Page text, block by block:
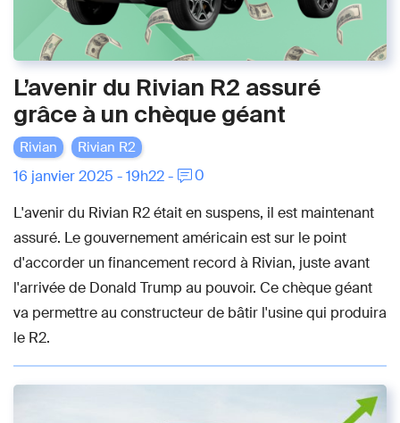
L’avenir du Rivian R2 assuré
grâce à un chèque géant
Rivian Rivian R2
16 janvier 2025 - 19h22 -
0
L'avenir du Rivian R2 était en suspens, il est maintenant
assuré. Le gouvernement américain est sur le point
d'accorder un financement record à Rivian, juste avant
l'arrivée de Donald Trump au pouvoir. Ce chèque géant
va permettre au constructeur de bâtir l'usine qui produira
le R2.